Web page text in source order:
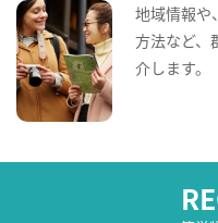
地域情報や
方法など、
介します。